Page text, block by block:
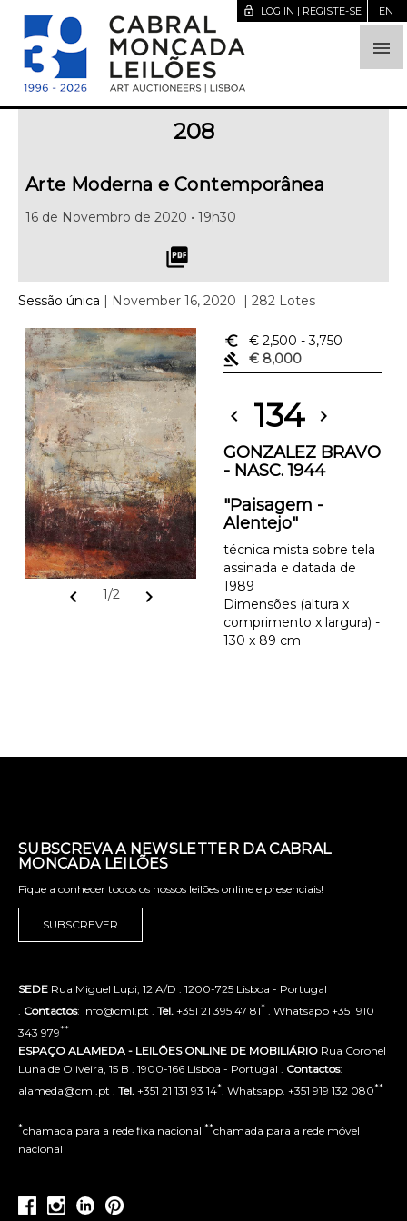

lock_open LOG IN | REGISTE-SE EN
208
Arte Moderna e Contemporânea
16 de Novembro de 2020 • 19h30
picture_as_pdf
Sessão única | November 16, 2020 | 282 Lotes
chevron_left 1/2 chevron_right
euro_symbol € 2,500 - 3,750
gavel
€ 8,000
chevron_left 134 chevron_right
GONZALEZ BRAVO
- NASC. 1944
"Paisagem -
Alentejo"
técnica mista sobre tela
assinada e datada de
1989
Dimensões (altura x
comprimento x largura) -
130 x 89 cm
SUBSCREVA A NEWSLETTER DA CABRAL
MONCADA LEILÕES
Fique a conhecer todos os nossos leilões online e presenciais!
SUBSCREVER
SEDE Rua Miguel Lupi, 12 A/D . 1200-725 Lisboa - Portugal
Contactos: info@cml.pt . Tel. +351 21 395 47 81* . Whatsapp +351 910
343 979**
ESPAÇO ALAMEDA - LEILÕES ONLINE DE MOBILIÁRIO Rua Coronel
Luna de Oliveira, 15 B . 1900-166 Lisboa - Portugal . Contactos:
alameda@cml.pt . Tel. +351 21 131 93 14* . Whatsapp. +351 919 132 080**
*chamada para a rede fixa nacional **chamada para a rede móvel
nacional